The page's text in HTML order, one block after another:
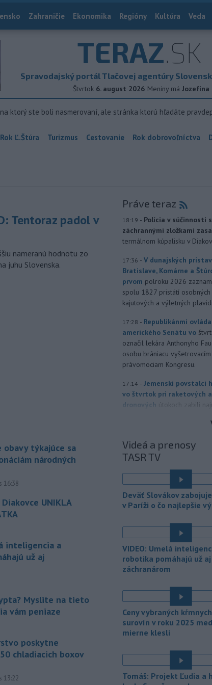
Zahraničie Ekonomika Regióny Kultúra Veda
TERAZ.SK
Spravodajský portál Tlačovej agentúry
Štvrtok 6. august 2026 Meniny má Jozefína
ktorý ste boli nasmerovaní, ale stránka ktorú hľadáte
Rok Ľ.Štúra Turizmus Cestovanie Rok dobrovoľníctva
Tentoraz padol v
nameranú hodnotu zo
juhu Slovenska.
obavy týkajúce sa
národných
16:38
UNIKLA
inteligencia a
už aj
Myslite na tieto
vám peniaze
poskytne
chladiacich boxov
13:22
Práve teraz
18:19 - Polícia v súčinnosti
záchrannými zložkami
termálnom kúpalisku v
17:36 - V dunajských
Bratislave, Komárne a
prvom polroku 2026
spolu 1827 pristátí osobných
kajutových a výletných
17:28 - Republikánmi
amerického Senátu vo
označil lekára Anthonyho
osobu brániacu vyšetrovacím
právomociam Kongresu.
17:14 - Jemenskí povstalci
vo štvrtok pri raketových a
dronových
útokoch zabili
zranili, uviedli pre agentúru
16:35 - Európska komisia (EK)
vznesené obavy
vládnych uznesení k
národných parkov. Zároveň
ôsmu žiadosť o platbu z
15:44 - Počas
prekročenia hranice
nelegálnych migrantov z
španielskej exklávy Ceuta
tamojší starosta Juan Jesús
Európskom parlamente.
15:25 - Meteorológovia zo
Slovenského
(SHMÚ) vo štvrtok opäť
nový absolútny rekord
vzduchu. V Dolných
Videá a prenosy
TASR TV
Deväť Slovákov
v Paríži o čo najlepšie
VIDEO: Umelá
robotika pomáhajú už aj
záchranárom
Ceny vybraných kŕmnych
surovín v roku 2025
mierne klesli
Tomáš: Projekt Ľudia a